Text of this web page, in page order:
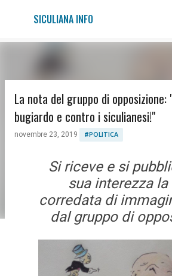
Passa ai contenuti
SICULIANA INFO
La nota del gruppo di opposizione:
bugiardo e contro i siculianesi!"
novembre 23, 2019 #POLITICA
Si riceve e si
sua interezza la
corredata di
dal gruppo di